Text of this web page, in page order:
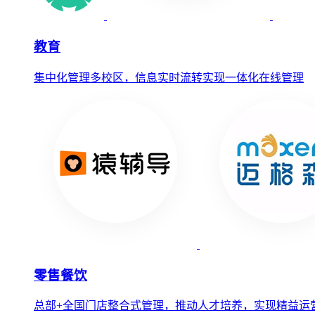
教育
集中化管理多校区，信息实时流转实现一体化在线管理
零售餐饮
总部+全国门店整合式管理，推动人才培养，实现精益运